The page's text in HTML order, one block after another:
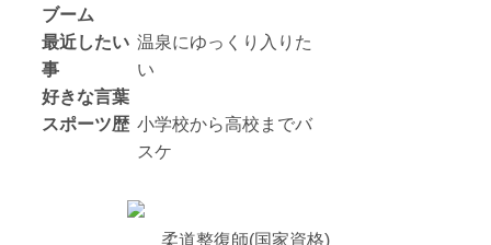
ブーム
最近したい
事
温泉にゆっくり入りた
い
好きな言葉
スポーツ歴 小学校から高校までバ
スケ
柔道整復師(国家資格)